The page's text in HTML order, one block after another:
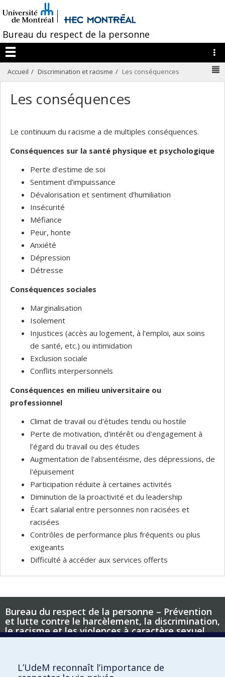
au
contenu
/
Bureau du respect de la personne
Menu
Accueil Discrimination et racisme Les conséquences
Les conséquences
Le continuum du racisme a de multiples conséquences.
Conséquences sur la santé physique et psychologique
Perte d’estime de soi
Sentiment d’impuissance
Dévalorisation et sentiment d’humiliation
Insécurité
Méfiance
Peur, honte
Anxiété
Dépression
Détresse
Conséquences sociales
Marginalisation
Isolement
Injustices (accès au logement, à l’emploi, aux soins
de santé, etc.) ou intimidation
Exclusion sociale
Conflits interpersonnels
Conséquences en milieu universitaire ou
professionnel
Climat de travail ou d'études tendu ou hostile
Perte de motivation, d'intérêt ou d'engagement à
l’égard du travail ou des études
Augmentation de l'absentéisme, des dépressions, de
l'épuisement
Participation réduite à certaines activités
Diminution de la proactivité et du leadership
Écart salarial entre personnes non racisées et
racisées
Contrôles de performance plus fréquents ou plus
exigeants
Difficulté à accéder aux services offerts
Bureau du respect de la personne – Prévention
et lutte contre le harcèlement, la discrimination,
le racisme et les violences à caractère sexuel
3333, chemin Queen-Mary (angle Decelles)
L’UdeM reconnaît l’importance de